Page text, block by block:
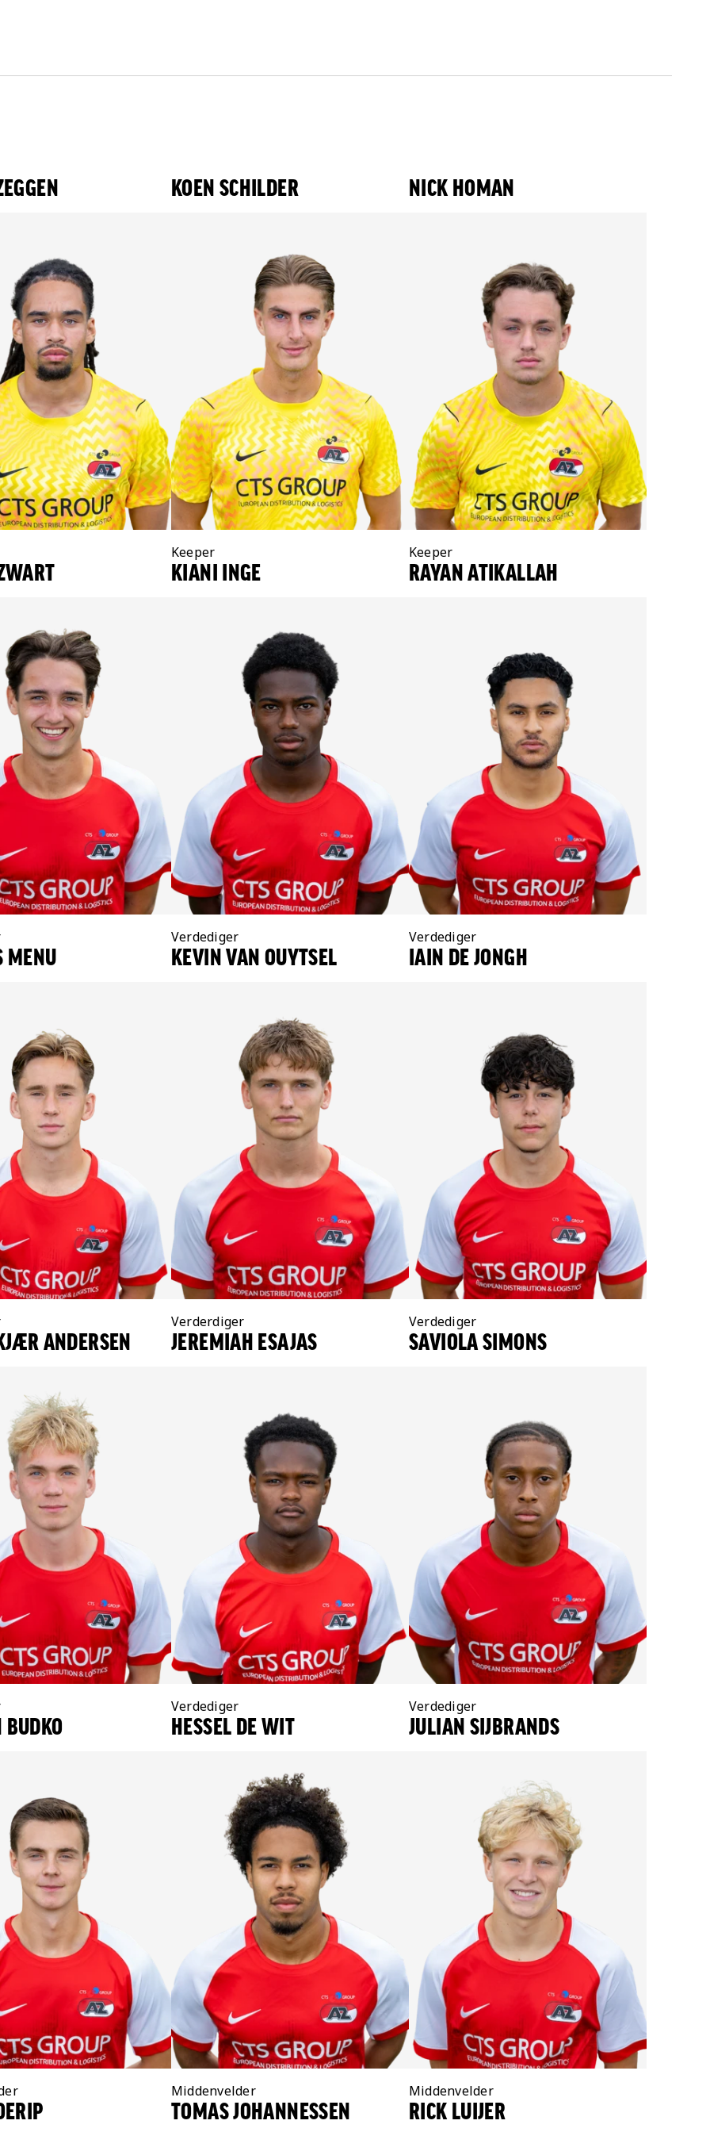
KOEN SCHILDER
Positie:
Keeper
NICK HOMAN
Positie:
Keeper
KIANI INGE
Positie:
Verdediger
RAYAN ATIKALLAH
Positie:
Verdediger
MENU KEVIN VAN OUYTSEL
Positie:
Verderdiger
IAIN DE JONGH
Positie:
Verdediger
ANDERSEN JEREMIAH ESAJAS
Positie:
Verdediger
SAVIOLA SIMONS
Positie:
Verdediger
BUDKO HESSEL DE WIT
Positie:
Middenvelder
JULIAN SIJBRANDS
Positie:
Middenvelder
TOMAS JOHANNESSEN RICK LUIJER